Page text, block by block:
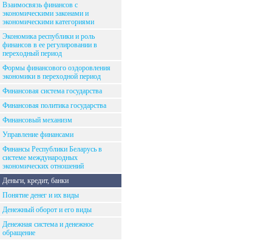
Взаимосвязь финансов с
экономическими законами и
экономическими категориями
Экономика республики и роль
финансов в ее регулировании в
переходный период
Формы финансового оздоровления
экономики в переходной период
Финансовая система государства
Финансовая политика государства
Финансовый механизм
Управление финансами
Финансы Республики Беларусь в
системе международных
экономических отношений
Деньги, кредит, банки
Понятие денег и их виды
Денежный оборот и его виды
Денежная система и денежное
обращение